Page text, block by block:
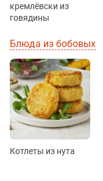
кремлёвски из
говядины
Блюда из бобовых
Котлеты из нута